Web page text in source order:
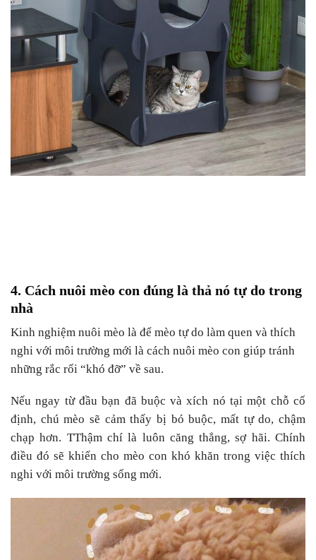
4. Cách nuôi mèo con đúng là thả nó tự do trong
nhà
Kinh nghiệm nuôi mèo là để mèo tự do làm quen và thích
nghi với môi trường mới là cách nuôi mèo con giúp tránh
những rắc rối “khó đỡ” về sau.
Nếu ngay từ đầu bạn đã buộc và xích nó tại một chỗ cố
định, chú mèo sẽ cảm thấy bị bó buộc, mất tự do, chậm
chạp hơn. TThậm chí là luôn căng thẳng, sợ hãi. Chính
điều đó sẽ khiến cho mèo con khó khăn trong việc thích
nghi với môi trường sống mới.